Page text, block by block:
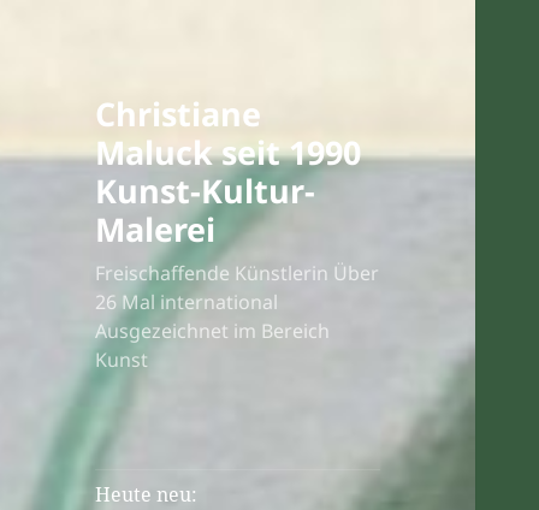
Christiane
Maluck seit 1990
Kunst-Kultur-
Malerei
Freischaffende Künstlerin Über
26 Mal international
Ausgezeichnet im Bereich
Kunst
Heute neu: